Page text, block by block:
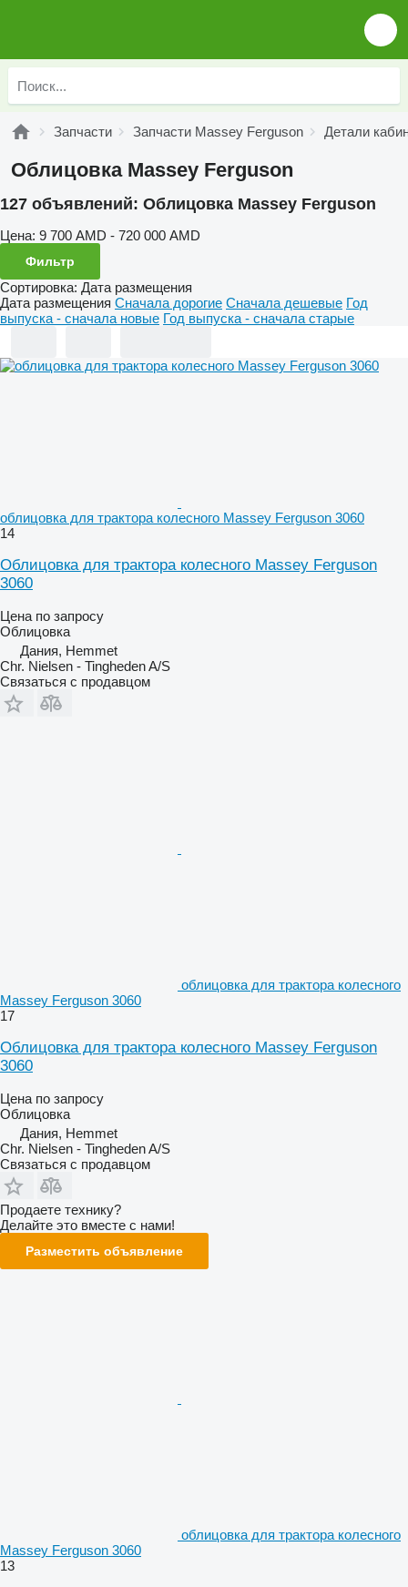
Запчасти Запчасти Massey Ferguson Детали
Облицовка Massey Ferguson
127 объявлений: Облицовка Massey Ferguson
Цена: 9 700 AMD - 720 000 AMD
Фильтр
Сортировка: Дата размещения
Дата размещения Сначала дорогие Сначала дешевые Год
выпуска - сначала новые Год выпуска - сначала старые
облицовка для трактора колесного Massey Ferguson 3060
14
Облицовка для трактора колесного Massey Ferguson
3060
Цена по запросу
Облицовка
Дания, Hemmet
Chr. Nielsen - Tingheden A/S
Связаться с продавцом
облицовка для трактора колесного
Massey Ferguson 3060
17
Облицовка для трактора колесного Massey Ferguson
3060
Цена по запросу
Облицовка
Дания, Hemmet
Chr. Nielsen - Tingheden A/S
Связаться с продавцом
Продаете технику?
Делайте это вместе с нами!
Разместить объявление
облицовка для трактора колесного
Massey Ferguson 3060
13